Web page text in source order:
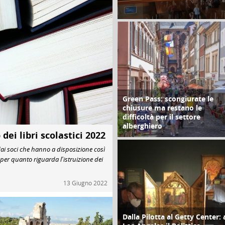
libri scolastici 2022
soci che hanno a disposizione così
quanto riguarda l'istruizione dei
13 Giugno 2022
di Redazione Cralt Magazine
06 Dicembre 2021
FOCUS
Green Pass: scongiurate le
chiusure ma restano le
difficoltà per il settore
alberghiero
FOCUS
Dalla Pilotta al Getty Center: